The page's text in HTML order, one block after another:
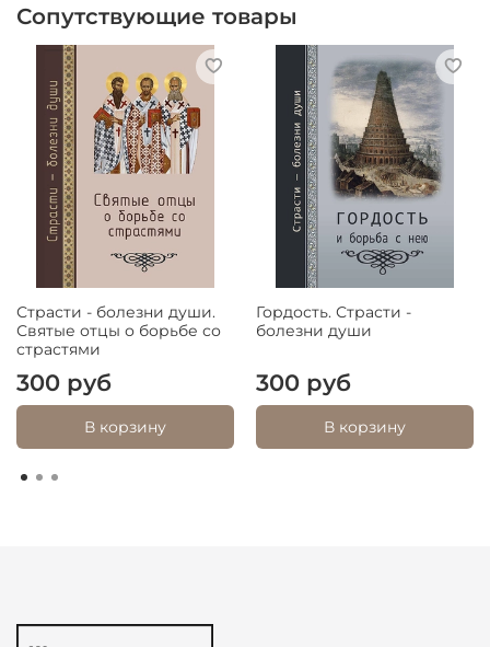
Сопутствующие товары
Страсти - болезни души.
Святые отцы о борьбе со
страстями
300 руб
В корзину
Гордость. Страсти -
болезни души
300 руб
В корзину